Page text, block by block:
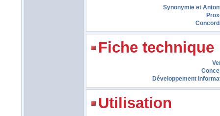
Synonymie et
Fiche technique
Développement
Utilisation